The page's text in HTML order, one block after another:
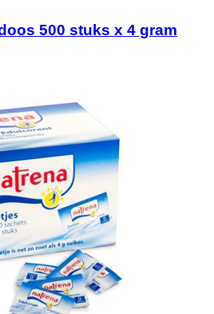
500 stuks x 4 gram